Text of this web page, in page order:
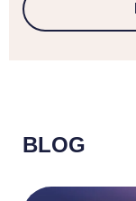
BLOG